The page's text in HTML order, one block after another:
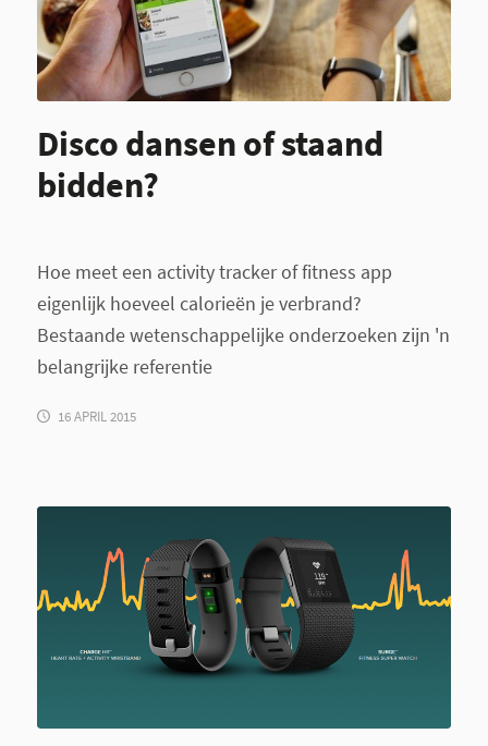
Disco dansen of staand
bidden?
Hoe meet een activity tracker of fitness app
eigenlijk hoeveel calorieën je verbrand?
Bestaande wetenschappelijke onderzoeken zijn 'n
belangrijke referentie
16 APRIL 2015